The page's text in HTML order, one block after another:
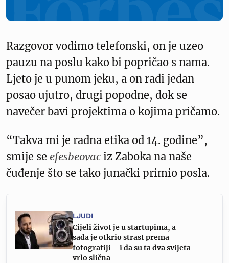
Razgovor vodimo telefonski, on je uzeo
pauzu na poslu kako bi popričao s nama.
Ljeto je u punom jeku, a on radi jedan
posao ujutro, drugi popodne, dok se
navečer bavi projektima o kojima pričamo.
“Takva mi je radna etika od 14. godine”,
smije se efesbeovac iz Zaboka na naše
čuđenje što se tako junački primio posla.
LJUDI
Cijeli život je u startupima, a
sada je otkrio strast prema
fotografiji – i da su ta dva svijeta
vrlo slična